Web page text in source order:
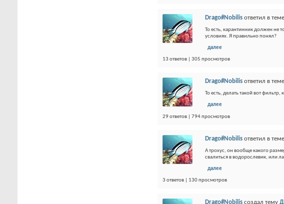
Drago#Nobilis ответил в теме
То есть, карантинник должен не
условиях. Я правильно понял?
далее
13 ответов | 305 просмотров
Drago#Nobilis ответил в теме
То есть, делать такой вот
далее
29 ответов | 794 просмотров
Drago#Nobilis ответил в теме
А трохус, он вообще какого
свалиться в водорослевик, или
далее
3 ответов | 130 просмотров
Drago#Nobilis создал тему